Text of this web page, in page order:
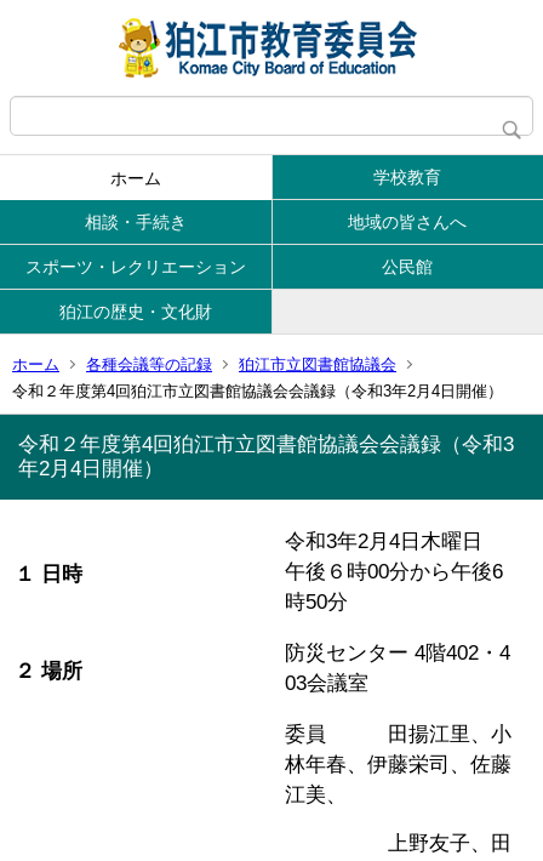
ホーム 学校教育
相談・手続き 地域の皆さんへ
スポーツ・レクリエーション 公民館
狛江の歴史・文化財
ホーム 各種会議等の記録
狛江市立図書館協議会
令和２年度第4回狛江市立図書館協議会会議録（令和3年2月4日開催）
令和２年度第4回狛江市立図書館協議会会議録（令和3
年2月4日開催）
１ 日時
令和3年2月4日木曜日
午後６時00分から午後6
時50分
２ 場所
防災センター 4階402・4
03会議室
委員 田揚江里、小
林年春、伊藤栄司、佐藤
江美、
上野友子、田